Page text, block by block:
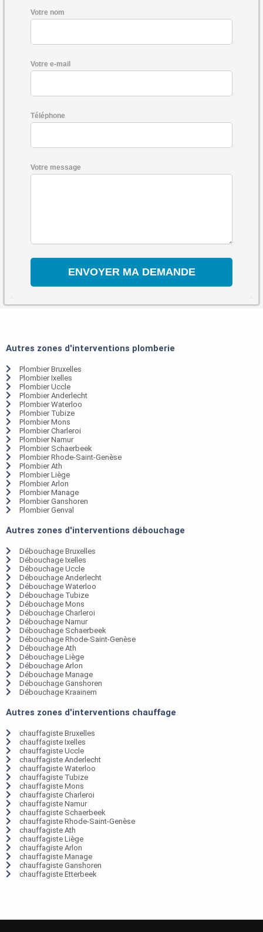
Votre nom
Votre e-mail
Téléphone
Votre message
Autres zones d'interventions plomberie
Plombier Bruxelles
Plombier Ixelles
Plombier Uccle
Plombier Anderlecht
Plombier Waterloo
Plombier Tubize
Plombier Mons
Plombier Charleroi
Plombier Namur
Plombier Schaerbeek
Plombier Rhode-Saint-Genèse
Plombier Ath
Plombier Liège
Plombier Arlon
Plombier Manage
Plombier Ganshoren
Plombier Genval
Autres zones d'interventions débouchage
Débouchage Bruxelles
Débouchage Ixelles
Débouchage Uccle
Débouchage Anderlecht
Débouchage Waterloo
Débouchage Tubize
Débouchage Mons
Débouchage Charleroi
Débouchage Namur
Débouchage Schaerbeek
Débouchage Rhode-Saint-Genèse
Débouchage Ath
Débouchage Liège
Débouchage Arlon
Débouchage Manage
Débouchage Ganshoren
Débouchage Kraainem
Autres zones d'interventions chauffage
chauffagiste Bruxelles
chauffagiste Ixelles
chauffagiste Uccle
chauffagiste Anderlecht
chauffagiste Waterloo
chauffagiste Tubize
chauffagiste Mons
chauffagiste Charleroi
chauffagiste Namur
chauffagiste Schaerbeek
chauffagiste Rhode-Saint-Genèse
chauffagiste Ath
chauffagiste Liège
chauffagiste Arlon
chauffagiste Manage
chauffagiste Ganshoren
chauffagiste Etterbeek